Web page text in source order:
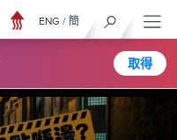
取得
ENG / 簡